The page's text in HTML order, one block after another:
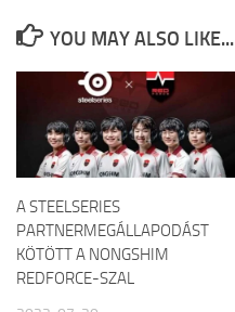
YOU MAY ALSO LIKE...
A STEELSERIES
PARTNERMEGÁLLAPODÁST
KÖTÖTT A NONGSHIM
REDFORCE-SZAL